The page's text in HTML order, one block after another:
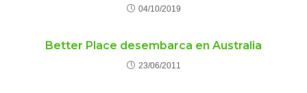
04/10/2019
Better Place desembarca en Australia
23/06/2011